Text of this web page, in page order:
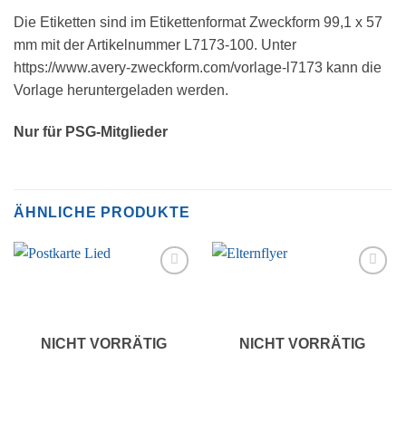
Die Etiketten sind im Etikettenformat Zweckform 99,1 x 57
mm mit der Artikelnummer L7173-100. Unter
https://www.avery-zweckform.com/vorlage-l7173 kann die
Vorlage heruntergeladen werden.
Nur für PSG-Mitglieder
ÄHNLICHE PRODUKTE
NICHT VORRÄTIG NICHT VORRÄTIG